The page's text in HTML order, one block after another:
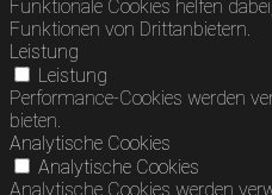
Funktionale Cookies helfen
Funktionen von Drittanbietern.
Leistung
Leistung
Performance-Cookies werden
bieten.
Analytische Cookies
Analytische Cookies
Analytische Cookies werden